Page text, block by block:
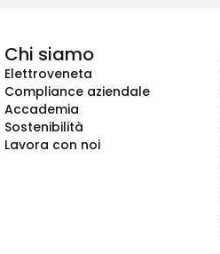
Chi siamo
Elettroveneta
Compliance aziendale
Accademia
Sostenibilità
Lavora con noi